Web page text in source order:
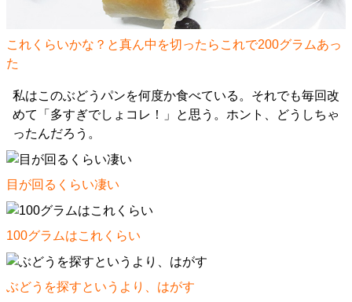
これくらいかな？と真ん中を切ったらこれで200グラムあっ
た
私はこのぶどうパンを何度か食べている。それでも毎回改
めて「多すぎでしょコレ！」と思う。ホント、どうしちゃ
ったんだろう。
目が回るくらい凄い
100グラムはこれくらい
ぶどうを探すというより、はがす